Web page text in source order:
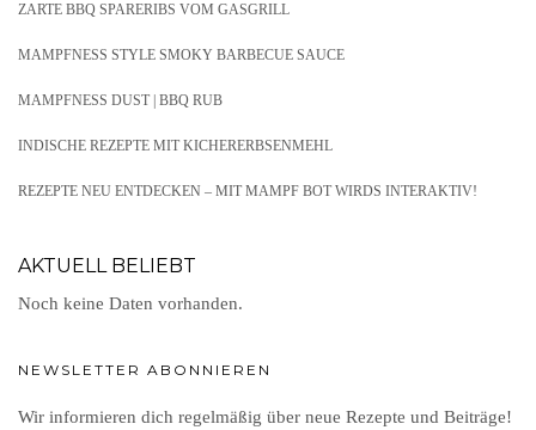
ZARTE BBQ SPARERIBS VOM GASGRILL
MAMPFNESS STYLE SMOKY BARBECUE SAUCE
MAMPFNESS DUST | BBQ RUB
INDISCHE REZEPTE MIT KICHERERBSENMEHL
REZEPTE NEU ENTDECKEN – MIT MAMPF BOT WIRDS INTERAKTIV!
AKTUELL BELIEBT
Noch keine Daten vorhanden.
NEWSLETTER ABONNIEREN
Wir informieren dich regelmäßig über neue Rezepte und Beiträge!